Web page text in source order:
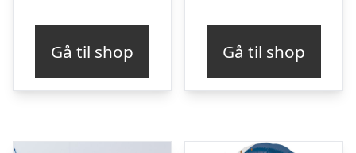
Gå til shop Gå til shop